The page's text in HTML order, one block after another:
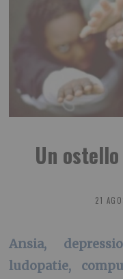
Un
21
Ansia,
ludopatie,